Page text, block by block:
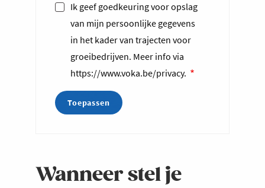
Ik geef goedkeuring voor opslag
van mijn persoonlijke gegevens
in het kader van trajecten voor
groeibedrijven. Meer info via
https://www.voka.be/privacy.
Wanneer stel je